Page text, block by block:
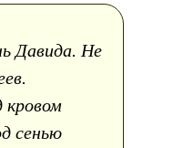
Давида. Не
кровом
сенью